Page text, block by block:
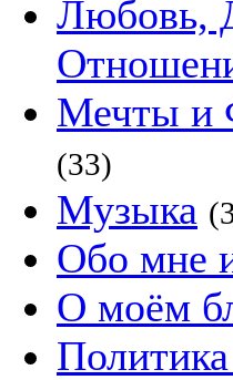
Любовь,
Мечты и
(33)
Музыка
Обо мне
О моём